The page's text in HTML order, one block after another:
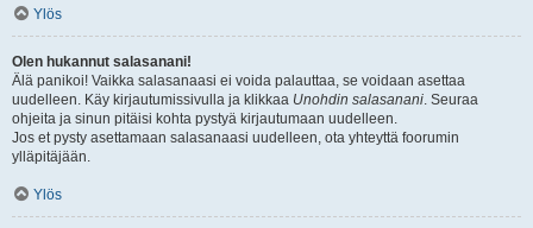
Ylös
Olen hukannut salasanani!
Älä panikoi! Vaikka salasanaasi ei voida palauttaa, se voidaan asettaa
uudelleen. Käy kirjautumissivulla ja klikkaa Unohdin salasanani. Seuraa
ohjeita ja sinun pitäisi kohta pystyä kirjautumaan uudelleen.
Jos et pysty asettamaan salasanaasi uudelleen, ota yhteyttä foorumin
ylläpitäjään.
Ylös